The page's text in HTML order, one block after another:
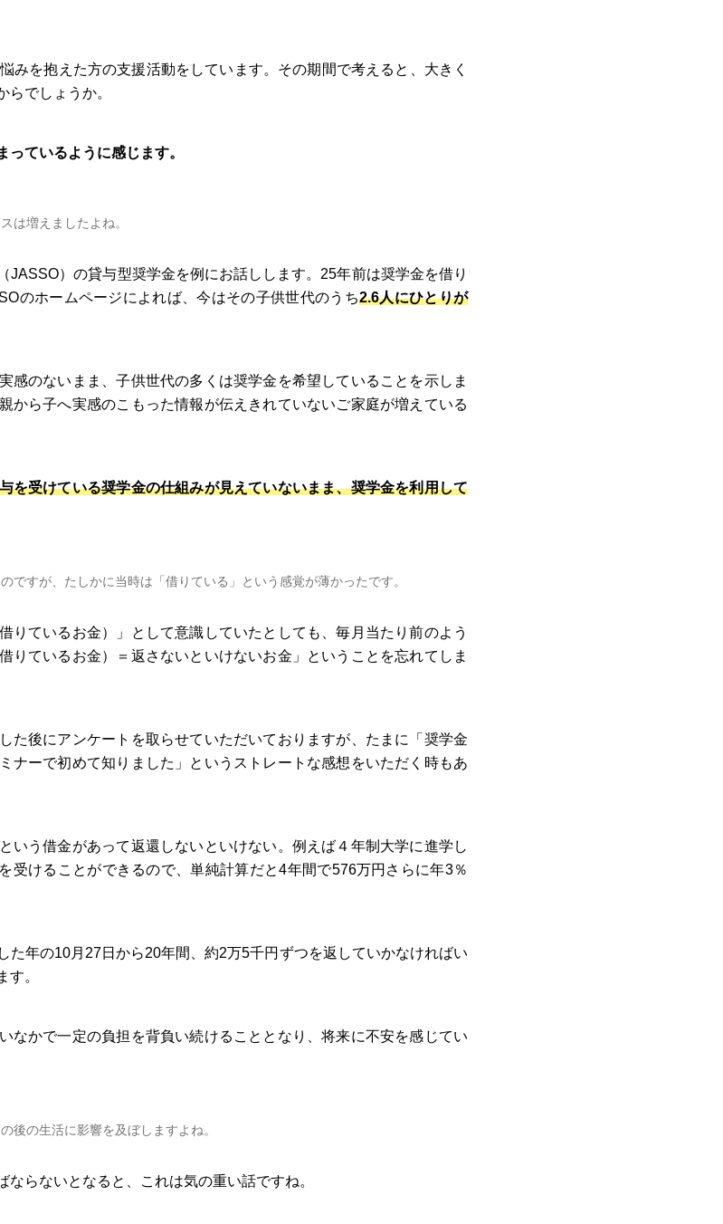
みを抱えた方の支援活動をしています。その期間で考えると、大きく
でしょうか。
ているように感じます。
は増えましたよね。
JASSO）の貸与型奨学金を例にお話しします。25年前は奨学金を借り
のホームページによれば、今はその子供世代のうち2.6人にひとりが
感のないまま、子供世代の多くは奨学金を希望していることを示しま
から子へ実感のこもった情報が伝えきれていないご家庭が増えている
を受けている奨学金の仕組みが見えていないまま、奨学金を利用して
すが、たしかに当時は「借りている」という感覚が薄かったです。
りているお金）」として意識していたとしても、毎月当たり前のよう
りているお金）＝返さないといけないお金」ということを忘れてしま
た後にアンケートを取らせていただいておりますが、たまに「奨学金
ナーで初めて知りました」というストレートな感想をいただく時もあ
いう借金があって返還しないといけない。例えば４年制大学に進学し
受けることができるので、単純計算だと4年間で576万円さらに年3％
た年の10月27日から20年間、約2万5千円ずつを返していかなければい
す。
なかで一定の負担を背負い続けることとなり、将来に不安を感じてい
の生活に影響を及ぼしますよね。
らないとなると、これは気の重い話ですね。